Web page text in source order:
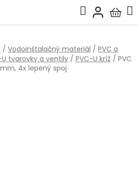
Hľadať
košík
/ Vodoinštalačný materiál / PVC a
U tvarovky a ventily / PVC-U kríž / PVC
4x lepený spoj